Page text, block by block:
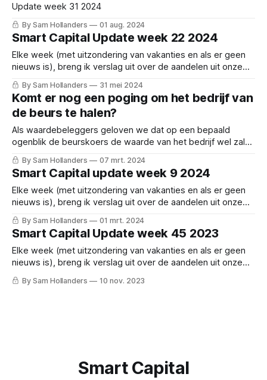
Update week 31 2024
By Sam Hollanders 01 aug. 2024
Smart Capital Update week 22 2024
Elke week (met uitzondering van vakanties en als er geen
nieuws is), breng ik verslag uit over de aandelen uit onze
selectie. Vooral in periodes waarin bedrijven hun cijfers
publiceren, kan het behoorlijk omvangrijk zijn. Ik probeer
echter altijd te focussen op de belangrijkste zaken. Deze
week:
By Sam Hollanders 31 mei 2024
Komt er nog een poging om het bedrijf van
de beurs te halen?
Als waardebeleggers geloven we dat op een bepaald
ogenblik de beurskoers de waarde van het bedrijf wel zal
volgen. Toch zijn er van die bedrijven waarbij dat nooit lijkt
uit te komen, bedrijven die altijd goedkoop noteren. Ook dit
bedrijf is er zo een. De sectoren waarin het actief is,
By Sam Hollanders 07 mrt. 2024
Smart Capital update week 9 2024
Elke week (met uitzondering van vakanties en als er geen
nieuws is), breng ik verslag uit over de aandelen uit onze
selectie. Vooral in periodes waarin bedrijven hun cijfers
publiceren, kan het behoorlijk omvangrijk zijn. Ik probeer
echter altijd te focussen op de belangrijkste zaken. Deze
week:
By Sam Hollanders 01 mrt. 2024
Smart Capital Update week 45 2023
Elke week (met uitzondering van vakanties en als er geen
nieuws is), breng ik verslag uit over de aandelen uit onze
selectie. Vooral in periodes waarin bedrijven hun cijfers
publiceren, kan het behoorlijk omvangrijk zijn. Ik probeer
By Sam Hollanders 10 nov. 2023
Smart Capital